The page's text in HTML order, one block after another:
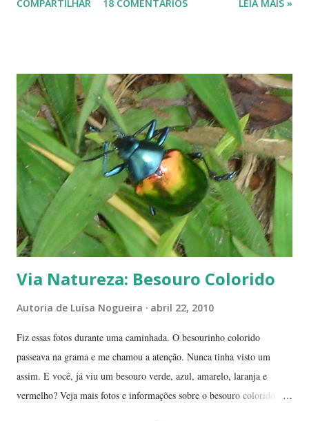
novas flores e sempre novas sementes. É a esperança, em cada ano, de
estação seca pode durar até 5 meses. Neste período o índice de
umidade relativa do ar chega, muitas vezes, no meio da tarde, a
índices inferiores a 15%. Por isto tantas queimadas acontecem entre
maio e setembro, período de estiagem. Um toco de cigarro ou algumas
brasas que ficaram de um pique-nique pode ser o começo de um
fogaréu. Há também os casos em que o fogo...
COMPARTILHAR 18 COMENTÁRIOS LEIA MAIS »
Via Natureza: Besouro Colorido
Autoria de Luísa Nogueira abril 22, 2010
Fiz essas fotos durante uma caminhada. O besourinho colorido
passeava na grama e me chamou a atenção. Nunca tinha visto um
assim. E você, já viu um besouro verde, azul, amarelo, laranja e
vermelho? Veja mais fotos e informações sobre o besouro colorido e a